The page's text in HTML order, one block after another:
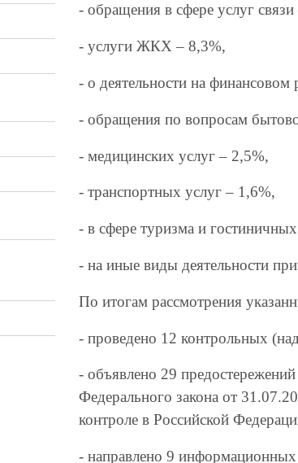
- обращения в сфере услуг
- услуги ЖКХ – 8,3%,
- о деятельности на
- обращения по вопросам
- медицинских услуг – 2,5%,
- транспортных услуг – 1,6%,
- в сфере туризма и
- на иные виды деятельности
По итогам рассмотрения
- проведено 12 контрольных
- объявлено 29
Федерального закона от
контроле в Российской
- направлено 9 информационных